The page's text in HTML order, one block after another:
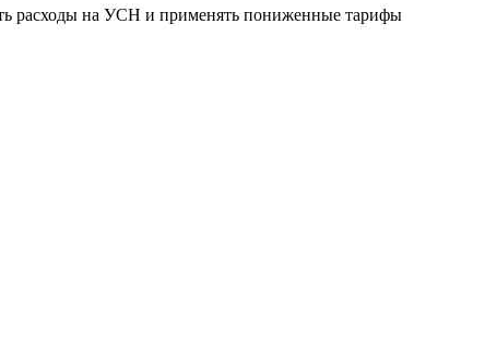
расходы на УСН и применять пониженные тарифы